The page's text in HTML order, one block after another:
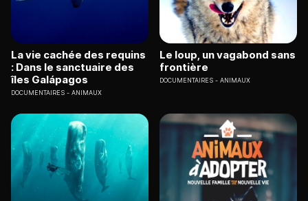
La vie cachée des requins
: Dans le sanctuaire des
îles Galápagos
DOCUMENTAIRES ANIMAUX
Le loup, un vagabond sans
frontière
DOCUMENTAIRES ANIMAUX